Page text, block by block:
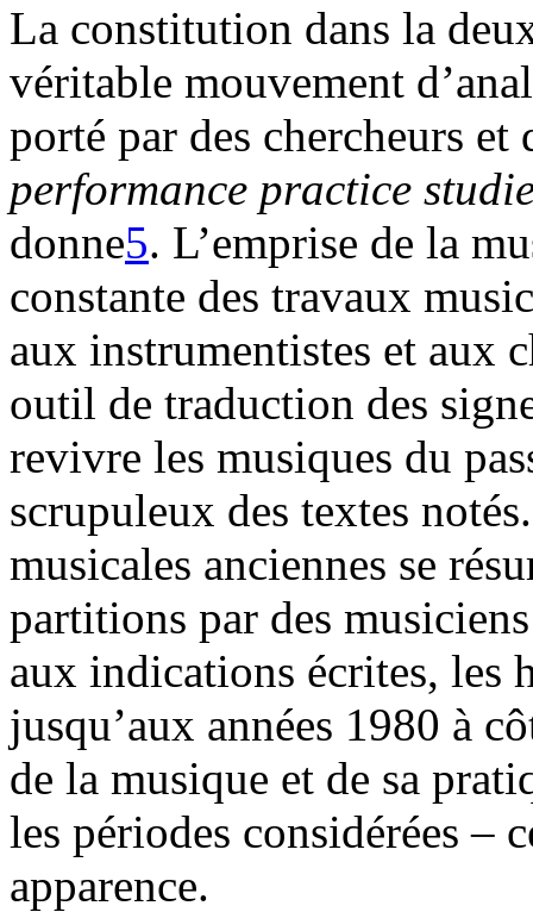
La constitution dans la
véritable mouvement
porté par des chercheurs
performance practice
donne5. L’emprise de la
constante des travaux
aux instrumentistes et aux
outil de traduction des
revivre les musiques du
scrupuleux des textes
musicales anciennes se
partitions par des
aux indications écrites, les
jusqu’aux années 1980 à
de la musique et de sa
les périodes considérées –
apparence.